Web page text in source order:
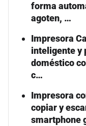
forma
agoten, …
Impresora
inteligente y
doméstico
c…
Impresora
copiar y
smartphone